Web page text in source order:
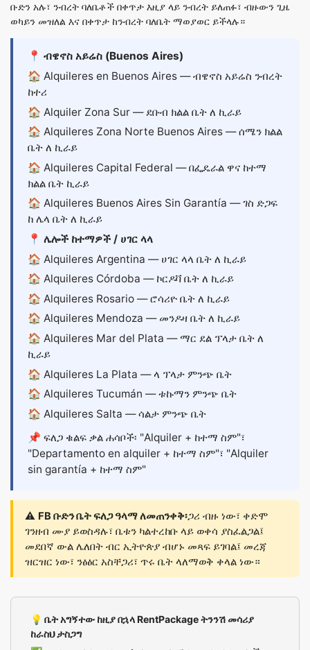
ቡድን አሉ፣ ንብረት ባለቤቶች በቀጥታ እዚያ ላይ ንብረት ይለጠፉ፣ ብዙውን ጊዜ
ወካይን መዝለል እና በቀጥታ ከንብረት ባለቤት ማወያወር ይችላሉ።
📍 ብዌኖስ አይሬስ (Buenos Aires)
🏠 Alquileres en Buenos Aires — ብዌኖስ አይሬስ ንብረት
ከተሪ
🏠 Alquiler Zona Sur — ደቡብ ክልል ቤት ለ ኪራይ
🏠 Alquileres Zona Norte Buenos Aires — ሰሜን ክልል
ቤት ለ ኪራይ
🏠 Alquileres Capital Federal — በፌዴራል ዋና ከተማ
ክልል ቤት ኪራይ
🏠 Alquileres Buenos Aires Sin Garantía — ገስ ድጋፍ
ከ ሌላ ቤት ለ ኪራይ
📍 ሌሎች ከተማዎች / ሀገር ላላ
🏠 Alquileres Argentina — ሀገር ላላ ቤት ለ ኪራይ
🏠 Alquileres Córdoba — ኮርዶቫ ቤት ለ ኪራይ
🏠 Alquileres Rosario — ሮሳሪዮ ቤት ለ ኪራይ
🏠 Alquileres Mendoza — መንዶዛ ቤት ለ ኪራይ
🏠 Alquileres Mar del Plata — ማር ደል ፕላታ ቤት ለ
ኪራይ
🏠 Alquileres La Plata — ላ ፕላታ ምንጭ ቤት
🏠 Alquileres Tucumán — ቱኩማን ምንጭ ቤት
🏠 Alquileres Salta — ሳልታ ምንጭ ቤት
📌 ፍለጋ ቁልፍ ቃል ሐሳቦች፡ "Alquiler + ከተማ ስም"፣
"Departamento en alquiler + ከተማ ስም"፣ "Alquiler
sin garantía + ከተማ ስም"
⚠️ FB ቡድን ቤት ፍለጋ ዓላማ ለመጠንቀቅ፡ጋሪ ብዙ ነው፣ ቀድሞ
ገንዘብ ሙያ ይወስዳሉ፣ ቤቱን ካልተረከቡ ላይ ወቀሳ ያስፈልጋል፤
መደበኛ ውል ሌለበት ብር ኢትዮጵያ ብሆኑ መጻፍ ይገባል፤ መረጃ
ዝርዝር ነው፣ ንፅፅር አስቸጋሪ፣ ጥሩ ቤት ላለማወቅ ቀላል ነው።
💡 ቤት አግኝተው ከዚያ በኋላ RentPackage ትንንሽ መሳሪያ
ከራስህ ታስጋግ